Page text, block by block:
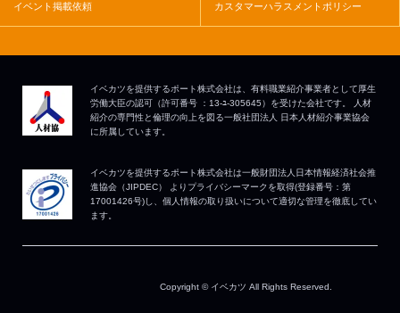
イベント掲載依頼 カスタマーハラスメントポリシー